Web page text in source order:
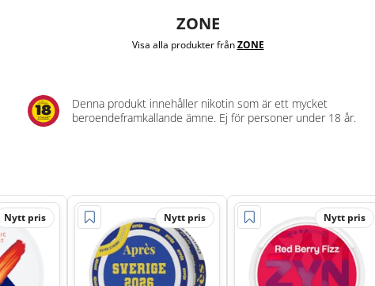
ZONE
Visa alla produkter frånZONE
Denna produkt innehåller nikotin som är ett mycket
beroendeframkallande ämne. Ej för personer under 18 år.
Nytt pris Nytt pris Nytt pris